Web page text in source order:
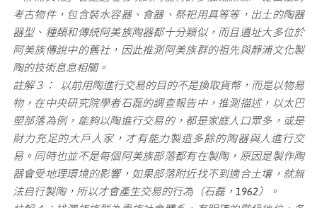
考古物件，包含裝水容器、食器、祭祀用具等等，出土的陶器
器型、種類和傳統阿美族陶器都十分類似，而且遺址大多位於
阿美族傳說中的舊社，因此推測阿美族群的祖先與靜浦文化製
陶的技術息息相關。
註解３： 以前用陶進行交易的目的不是換取貨幣，而是以物易
物，在中央研究院學者石磊的調查報告中，推測描述，以太巴
塱部落為例，能夠以陶進行交易的，都是家庭人口眾多，或是
財力充足的大戶人家，才有能力製造多餘的陶器與人進行交
易。同時也並不是每個阿美族部落都有在製陶，原因是製作陶
器會受地理環境的影響，如果部落附近找不到適合土壤，就無
法自行製陶，所以才會產生交易的行為（石磊，1962）。